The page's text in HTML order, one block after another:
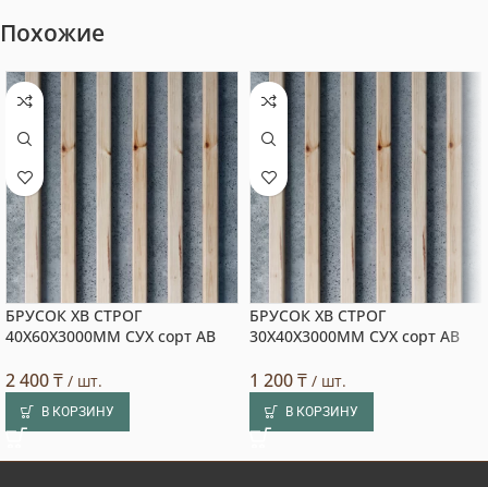
Похожие
БРУСОК ХВ СТРОГ
40X60X3000ММ СУХ сорт АВ
2 400₸ / шт.
В КОРЗИНУ
БРУСОК ХВ СТРОГ
30X40X3000ММ СУХ сорт АВ
1 200₸ / шт.
В КОРЗИНУ